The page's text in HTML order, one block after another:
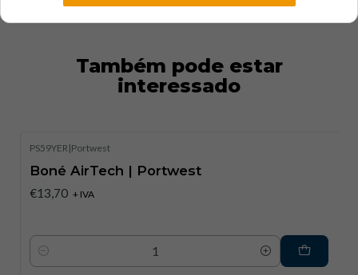
Também pode estar
interessado
PS59YER |Portwest
Boné AirTech | Portwest
€13,70 + IVA
Quantidade